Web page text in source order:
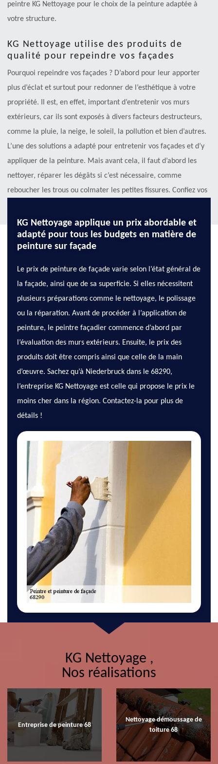
peintre KG Nettoyage pour le choix de la peinture adaptée à
votre structure.
KG Nettoyage utilise des produits de
qualité pour repeindre vos façades
Pourquoi repeindre vos façades ? D’abord pour leur apporter
plus d’éclat et surtout pour redonner de l’esthétique à votre
propriété. Il est, en effet, important d’entretenir vos murs
extérieurs, car ils sont exposés à divers facteurs destructeurs,
comme la pluie, la neige, le soleil, la pollution et bien d’autres.
L’une des solutions a adapté pour entretenir vos façades et d’y
appliquer de la peinture. Mais avant cela, il faut d’abord les
nettoyer, réparer les dégâts si c’est nécessaire, comme
reboucher les trous ou colmater les petites fissures. Confiez vos
KG Nettoyage applique un prix abordable et
adapté pour tous les budgets en matière de
peinture sur façade
Le prix de peinture de façade varie selon l’état général de
la façade, ainsi que de sa superficie. Si elles nécessitent
plusieurs préparations comme le nettoyage, le polissage
ou la réparation. Avant de procéder à l’application de
peinture, le peintre façadier commence d’abord par
l’évaluation des murs extérieurs. Ensuite, le prix des
produits doit être compris ainsi que celle de la main
d’œuvre. Sachez qu’à Niederbruck dans le 68290,
l’entreprise KG Nettoyage est celle qui propose le prix le
moins cher dans la région. Contactez-la pour plus de
détails !
KG Nettoyage ,
Nos réalisations
Entreprise de peinture 68
Nettoyage démoussage de
toiture 68